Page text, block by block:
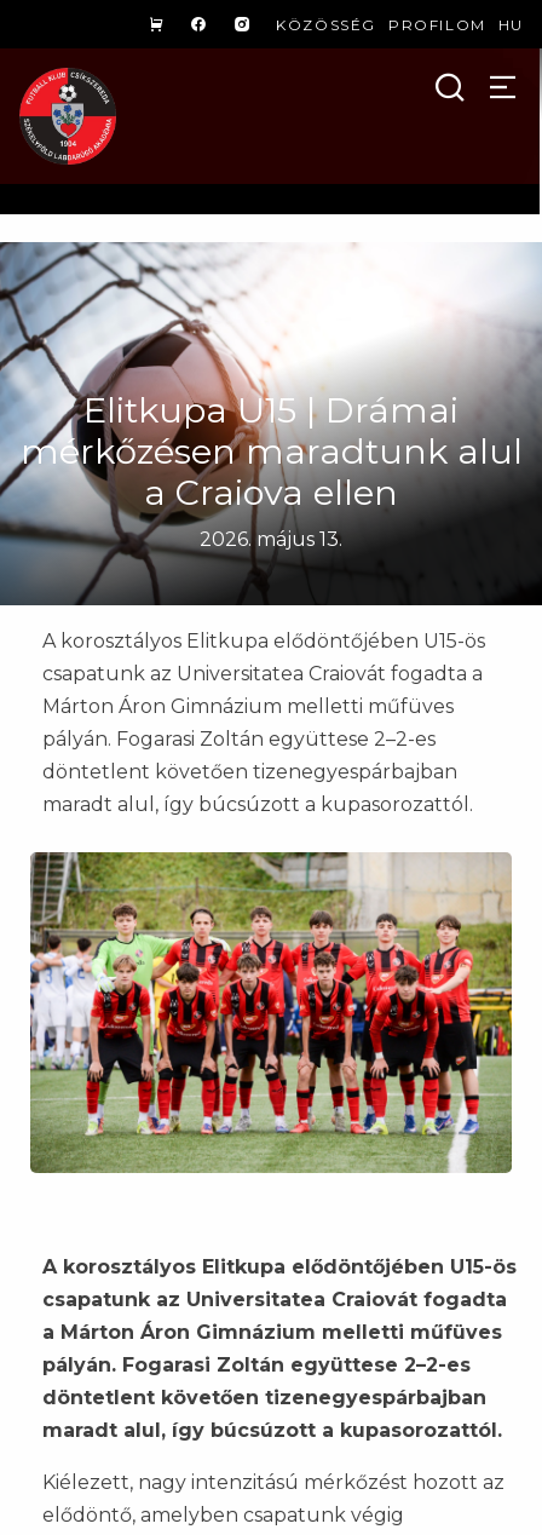
KÖZÖSSÉG PROFILOM HU
Elitkupa U15 | Drámai
mérkőzésen maradtunk alul
a Craiova ellen
2026. május 13.
A korosztályos Elitkupa elődöntőjében U15-ös
csapatunk az Universitatea Craiovát fogadta a
Márton Áron Gimnázium melletti műfüves
pályán. Fogarasi Zoltán együttese 2–2-es
döntetlent követően tizenegyespárbajban
maradt alul, így búcsúzott a kupasorozattól.
A korosztályos Elitkupa elődöntőjében U15-ös
csapatunk az Universitatea Craiovát fogadta
a Márton Áron Gimnázium melletti műfüves
pályán. Fogarasi Zoltán együttese 2–2-es
döntetlent követően tizenegyespárbajban
maradt alul, így búcsúzott a kupasorozattól.
Kiélezett, nagy intenzitású mérkőzést hozott az
elődöntő, amelyben csapatunk végig